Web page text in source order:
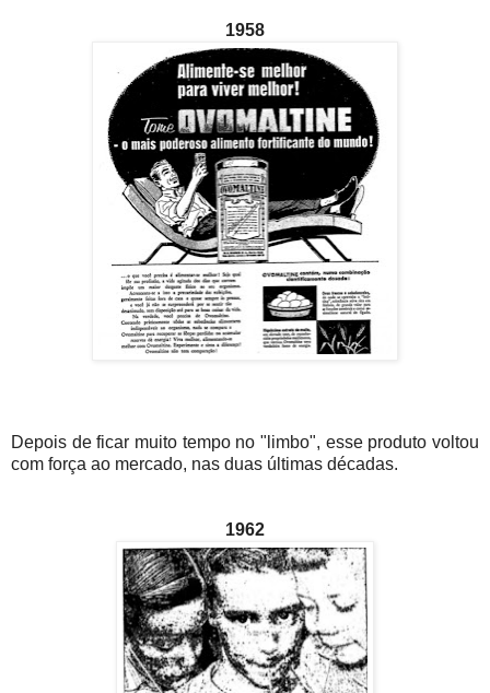
1958
Depois de ficar muito tempo no "limbo", esse produto voltou
com força ao mercado, nas duas últimas décadas.
1962